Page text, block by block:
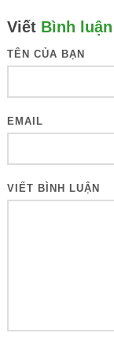
Viết Bình luận
TÊN CỦA BẠN
EMAIL
VIẾT BÌNH LUẬN